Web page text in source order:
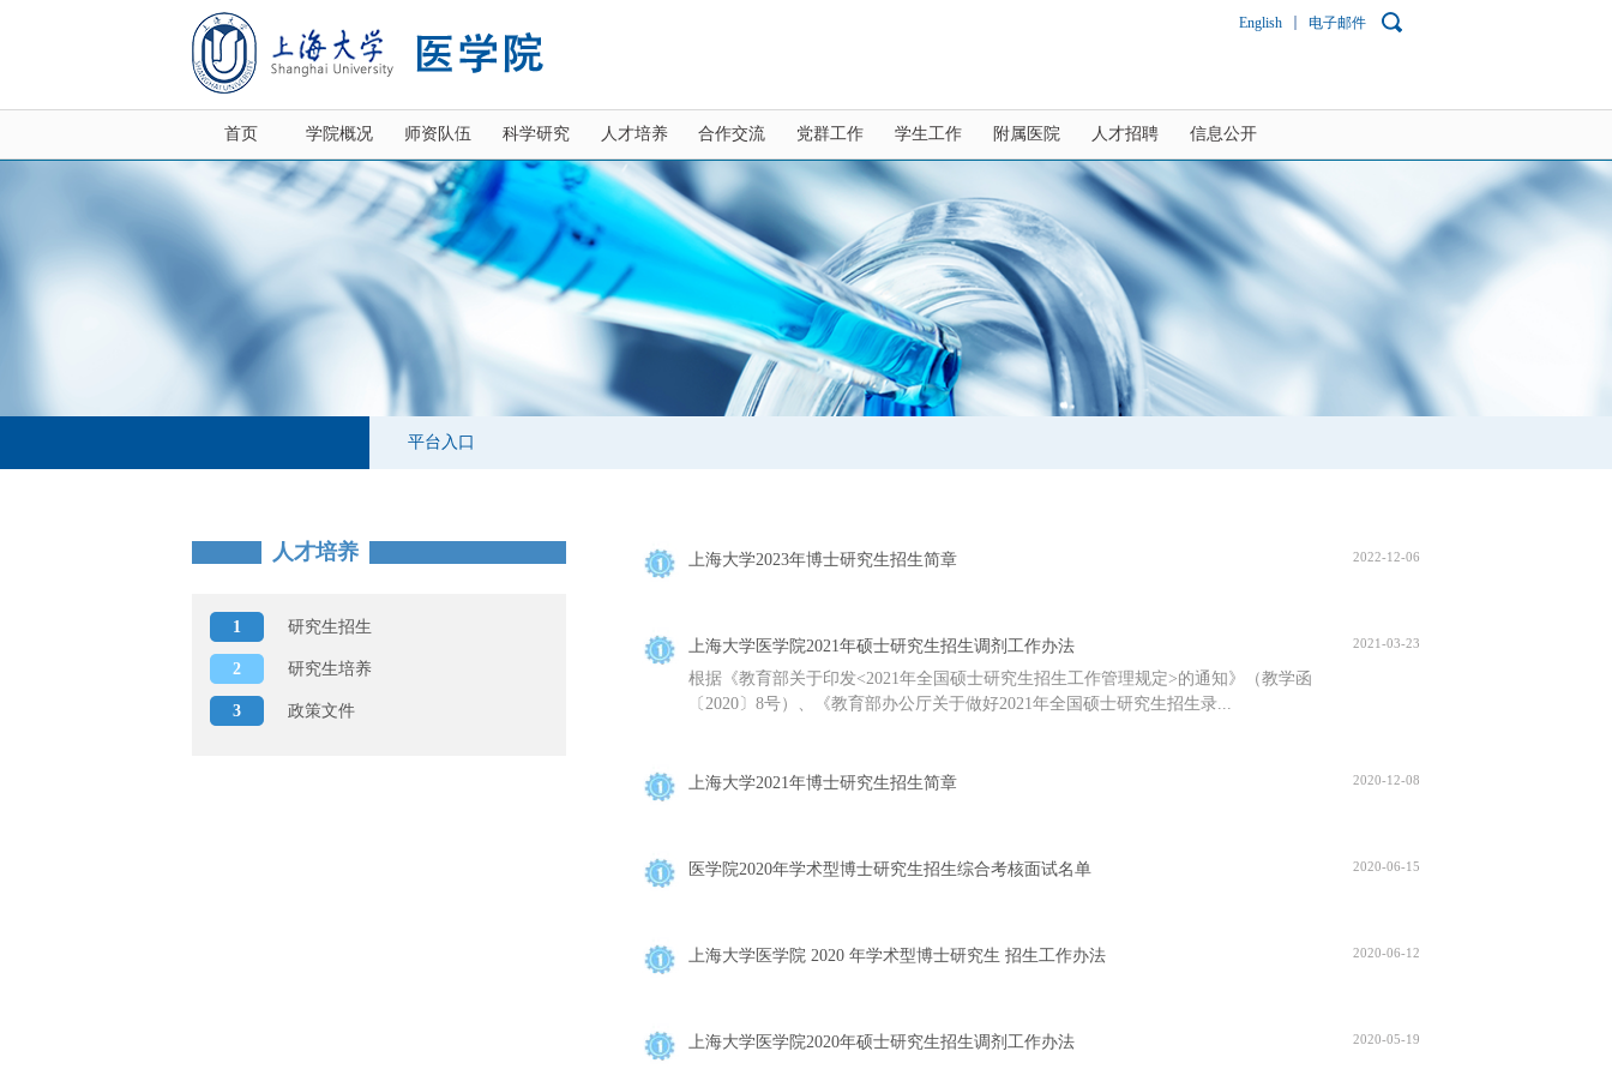
English 电子邮件
首页 学院概况 师资队伍 科学研究 人才培养 合作交流 党群工作 学生工作 附属医院 人才招聘 信息公开
平台入口
人才培养
1 研究生招生
2 研究生培养
3 政策文件
上海大学2023年博士研究生招生简章 2022-12-06
上海大学医学院2021年硕士研究生招生调剂工作办法
根据《教育部关于印发<2021年全国硕士研究生招生工作管理规定>的通知》（教学函
〔2020〕8号）、《教育部办公厅关于做好2021年全国硕士研究生招生录...
2021-03-23
上海大学2021年博士研究生招生简章 2020-12-08
医学院2020年学术型博士研究生招生综合考核面试名单 2020-06-15
上海大学医学院 2020 年学术型博士研究生 招生工作办法 2020-06-12
上海大学医学院2020年硕士研究生招生调剂工作办法 2020-05-19